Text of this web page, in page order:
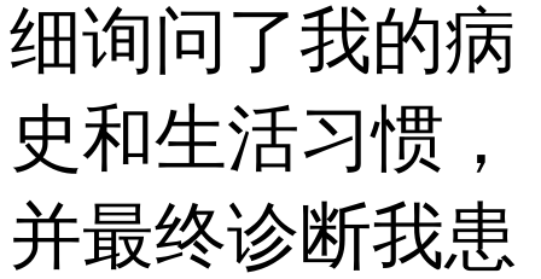
细询问了我的病
史和生活习惯，
并最终诊断我患